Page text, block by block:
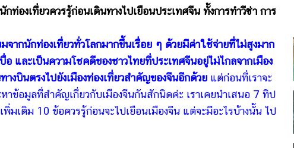
เที่ยวควรรู้ก่อนเดินทางไปเยือนประเทศจีน ทั้งการทำวีซ่า การ
จากนักท่องเที่ยวทั่วโลกมากขึ้นเรื่อย ๆ ด้วยมีค่าใช้จ่ายที่ไม่สูงมาก
และเป็นความโชคดีของชาวไทยที่ประเทศจีนอยู่ไม่ไกลจากเมือง
งบินตรงไปยังเมืองท่องเที่ยวสำคัญของจีนอีกด้วย แต่ก่อนที่เราจะ
ข้อมูลที่สำคัญเกี่ยวกับเมืองจีนกันสักนิดค่ะ เราเคยนำเสนอ 7 ทิป
พิ่มเติม 10 ข้อควรรู้ก่อนจะไปเยือนเมืองจีน แต่จะมีอะไรบ้างนั้น ไป